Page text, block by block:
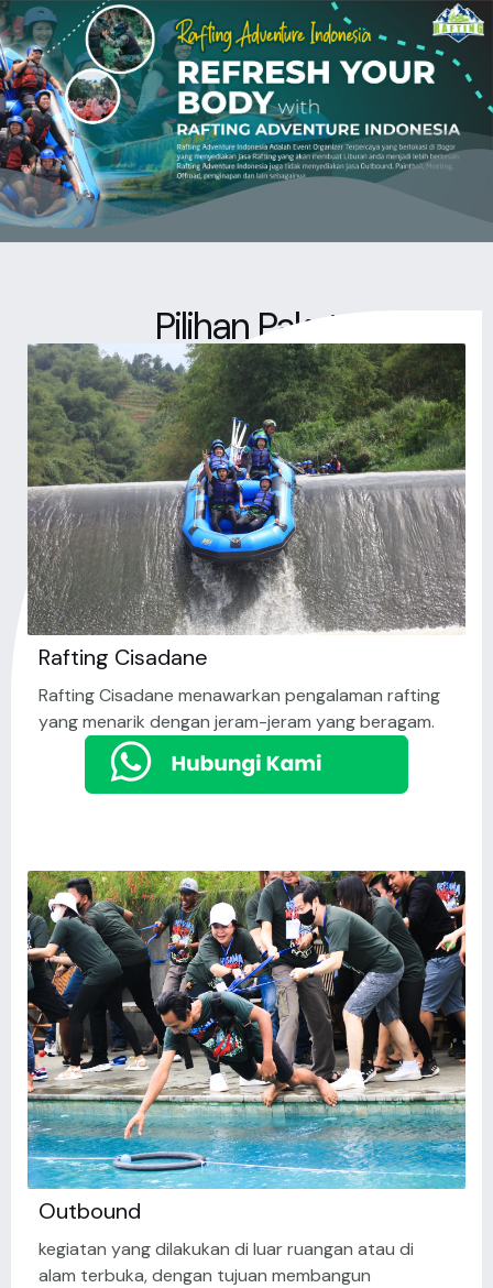
Pilihan Paket
Rafting Cisadane
Rafting Cisadane menawarkan pengalaman rafting
yang menarik dengan jeram-jeram yang beragam.
Outbound
kegiatan yang dilakukan di luar ruangan atau di
alam terbuka, dengan tujuan membangun